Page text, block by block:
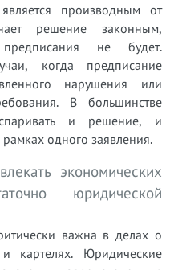
производным от
решение законным,
не будет.
когда предписание
нарушения или
В большинстве
и решение, и
одного заявления.
экономических
юридической
важна в делах о
картелях. Юридические